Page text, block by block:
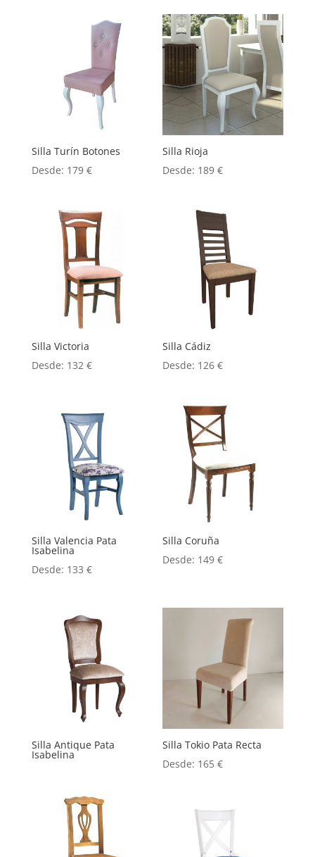
Silla Turín Botones
Desde: 179 €
Silla Rioja
Desde: 189€
Silla Victoria
Desde: 132 €
Silla Cádiz
Desde: 126€
Silla Valencia Pata
Isabelina
Desde: 133 €
Silla Coruña
Desde: 149€
Silla Antique Pata
Isabelina
Silla Tokio Pata Recta
Desde: 165€